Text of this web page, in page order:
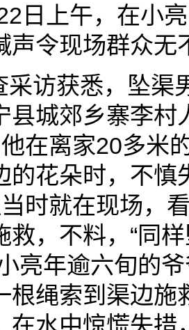
日上午，在小
声令现场群众无
采访获悉，坠渠
县城郊乡寨李村
在离家20多米
的花朵时，不慎
时就在现场，
救，不料，“同
亮年逾六旬的
根绳索到渠边施